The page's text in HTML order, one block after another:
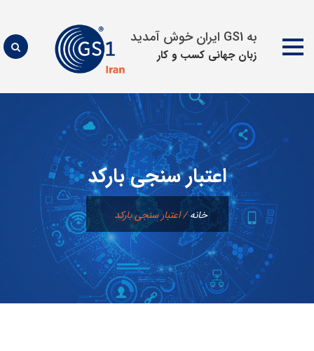
به GS1 ایران خوش آمدید
زبان جهانی كسب و كار
محتوا
اعتبار سنجی بارکد
خانه/اعتبار سنجی بارکد